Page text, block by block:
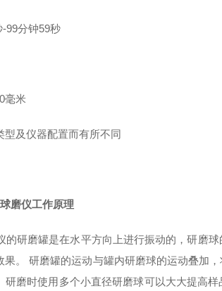
99分钟59秒
毫米
型及仪器配置而有所不同
磨仪工作原理
的研磨罐是在水平方向上进行振动的，研磨
果。 研磨罐的运动与罐内研磨球的运动叠加
研磨时使用多个小直径研磨球可以大大提高